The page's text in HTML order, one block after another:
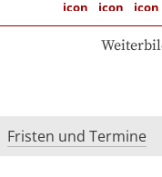
Fristen und Termine